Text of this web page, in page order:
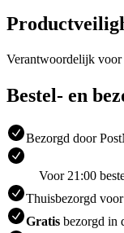
Verantwoordelijk
Bestel- en
Bezorgd door
Voor 21:00
Thuisbezorgd
Gratis bezorgd in